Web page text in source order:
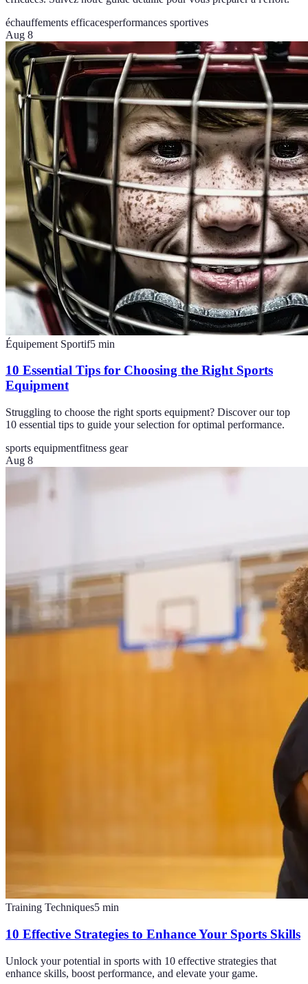
échauffements efficacesperformances sportives
Aug 8
Équipement Sportif5 min
10 Essential Tips for Choosing the Right Sports
Equipment
Struggling to choose the right sports equipment? Discover our top
10 essential tips to guide your selection for optimal performance.
sports equipmentfitness gear
Aug 8
Training Techniques5 min
10 Effective Strategies to Enhance Your Sports Skills
Unlock your potential in sports with 10 effective strategies that
enhance skills, boost performance, and elevate your game.